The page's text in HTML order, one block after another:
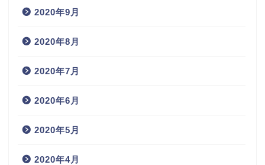
2020年9月
2020年8月
2020年7月
2020年6月
2020年5月
2020年4月